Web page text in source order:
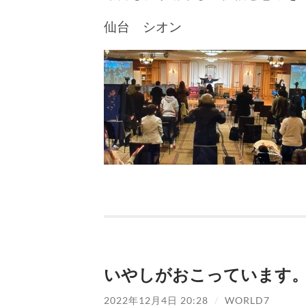
仙台 シオン
いやしがおこっています
2022年12月4日 20:28 / WORLD7